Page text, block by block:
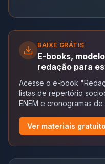
BAIXE GRÁTIS
E-books,
redação para
Acesse o e-book
listas de repertório
ENEM e cronogramas
Ver materiais